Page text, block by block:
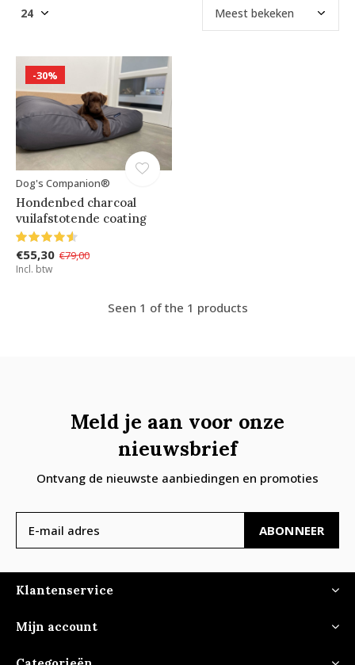
-30%
Dog's Companion®
Hondenbed charcoal
vuilafstotende coating
€55,30 €79,00
Incl. btw
Seen 1 of the 1 products
Meld je aan voor onze
nieuwsbrief
Ontvang de nieuwste aanbiedingen en promoties
ABONNEER
Klantenservice
Mijn account